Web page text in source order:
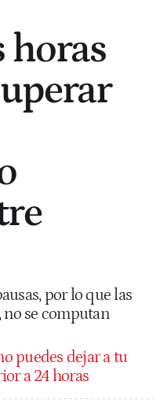
horas
por lo que las
no se computan
puedes dejar a tu
a 24 horas